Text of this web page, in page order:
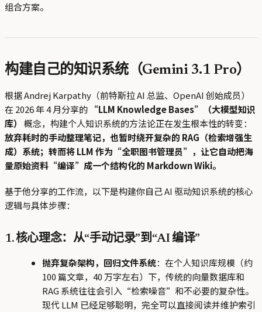
组合方案。
构建自己的知识系统（Gemini 3.1 Pro）
根据 Andrej Karpathy（前特斯拉 AI 总监、OpenAI 创始成员）
在 2026 年 4 月分享的 “LLM Knowledge Bases”（大模型知识
库）
概念，构建个人知识系统的方法论正在发生根本性的转变：
放弃耗时的手动整理笔记，也暂时绕开复杂的 RAG（检索增强生
成）系统；转而将 LLM 作为“全职图书管理员”，让它自动把海
量原始资料“编译”成一个结构化的 Markdown Wiki。
基于他分享的工作流，以下是构建你自己 AI 驱动知识系统的核心
逻辑与具体步骤：
1. 核心理念：从“手动记录”到“AI 编译”
抛弃复杂架构，回归文件系统：在个人知识库规模（约
100 篇文章，40 万字左右）下，传统的向量数据库和
RAG 系统往往会引入“检索噪音”和不必要的复杂性。
现代 LLM 已经足够聪明，完全可以直接阅读并维护索引